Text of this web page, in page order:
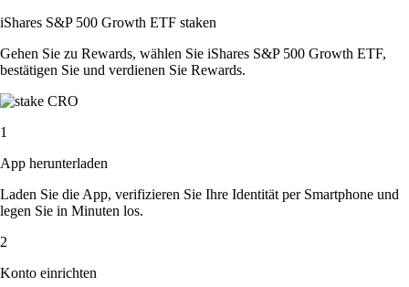
iShares S&P 500 Growth ETF staken
Gehen Sie zu Rewards, wählen Sie iShares S&P 500 Growth ETF,
bestätigen Sie und verdienen Sie Rewards.
1
App herunterladen
Laden Sie die App, verifizieren Sie Ihre Identität per Smartphone und
legen Sie in Minuten los.
2
Konto einrichten